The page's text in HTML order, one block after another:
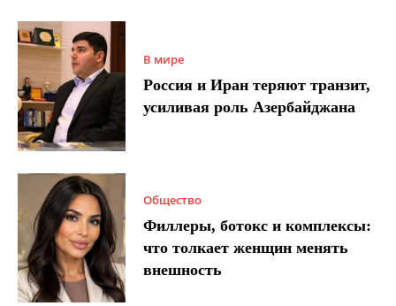
В мире
Россия и Иран теряют транзит,
усиливая роль Азербайджана
Общество
Филлеры, ботокс и комплексы:
что толкает женщин менять
внешность